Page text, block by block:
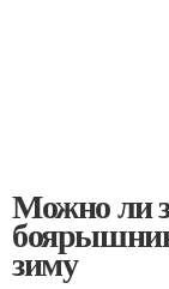
Можно ли
зиму